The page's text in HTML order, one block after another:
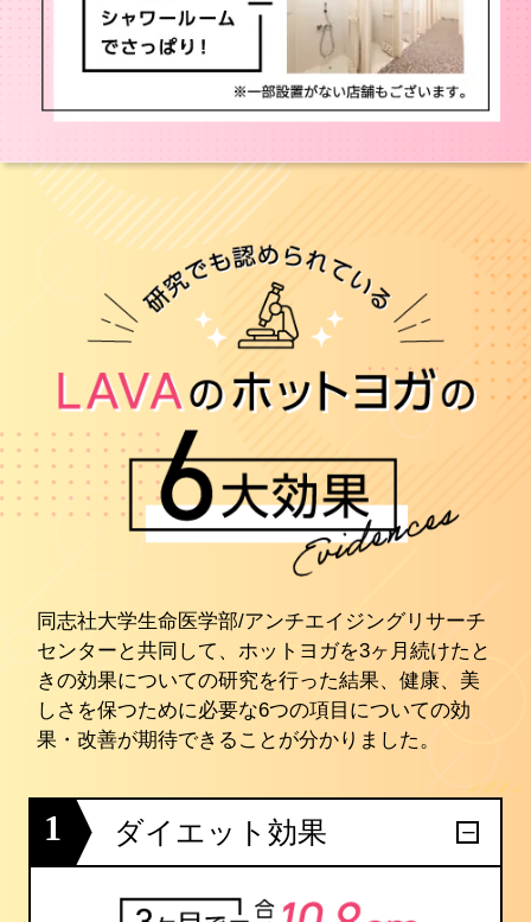
同志社大学生命医学部/アンチエイジングリサーチ
センターと共同して、ホットヨガを3ヶ月続けたと
きの効果についての研究を行った結果、健康、美
しさを保つために必要な6つの項目についての効
果・改善が期待できることが分かりました。
1 ダイエット効果